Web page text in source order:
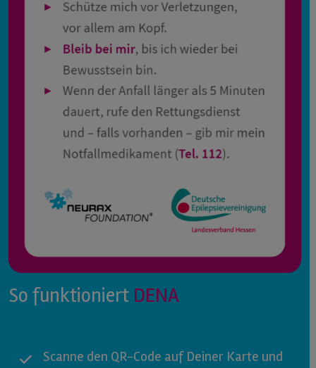
So funktioniert DENA
Scanne den QR-Code auf Deiner Karte und